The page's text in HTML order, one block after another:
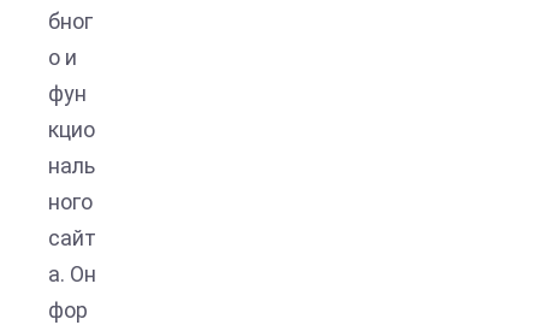
бног
о и
фун
кцио
наль
ного
сайт
а. Он
фор